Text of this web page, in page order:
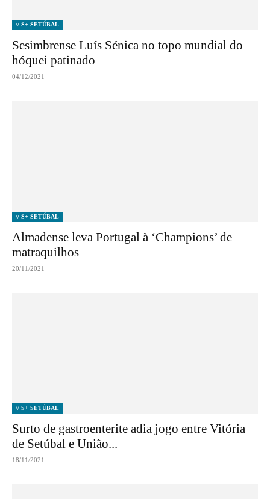
// S+ SETÚBAL
Sesimbrense Luís Sénica no topo mundial do
hóquei patinado
04/12/2021
// S+ SETÚBAL
Almadense leva Portugal à ‘Champions’ de
matraquilhos
20/11/2021
// S+ SETÚBAL
Surto de gastroenterite adia jogo entre Vitória
de Setúbal e União...
18/11/2021